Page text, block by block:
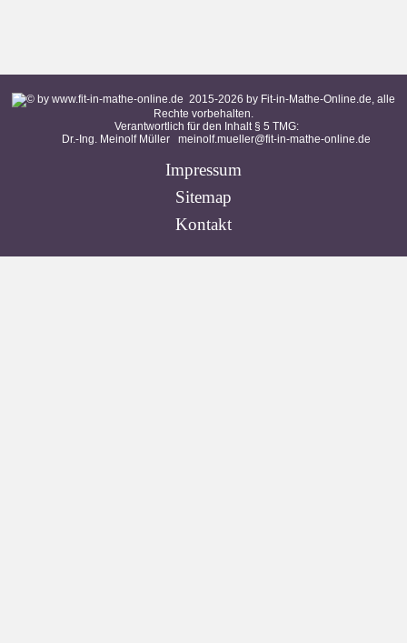
2015-2026 by Fit-in-Mathe-Online.de, alle
Rechte vorbehalten.
Verantwortlich für den Inhalt § 5 TMG:
Dr.-Ing. Meinolf Müller meinolf.mueller@fit-in-mathe-online.de
Impressum
Sitemap
Kontakt